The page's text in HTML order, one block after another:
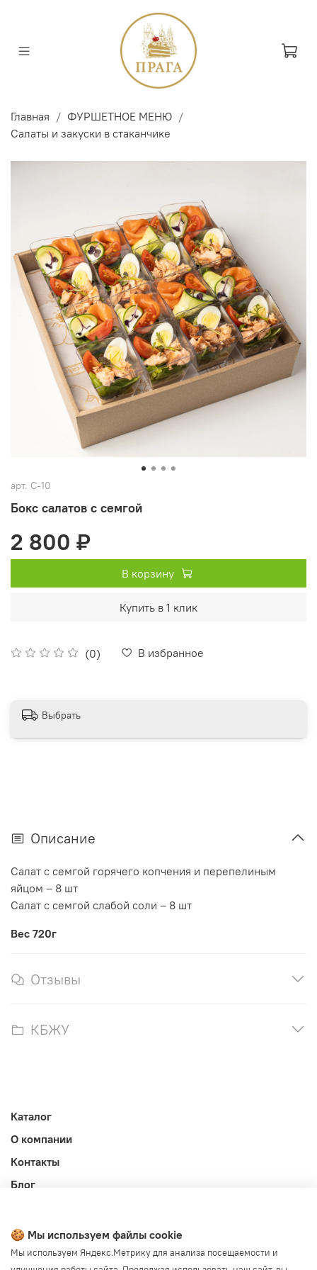
Главная
ФУРШЕТНОЕ МЕНЮ
Салаты и закуски в стаканчике
арт. С-10
Бокс салатов с семгой
(0) В избранное
2 800 ₽
В корзину
Купить в 1 клик
Выбрать
Описание
Салат с семгой горячего копчения и перепелиным
яйцом – 8 шт
Салат с семгой слабой соли – 8 шт
Вес 720г
Отзывы
КБЖУ
Каталог
О компании
Контакты
Блог
Публичная оферта
Политика конфиденциальности и обработки ПД
🍪 Мы используем файлы cookie
Мы используем Яндекс.Метрику для анализа посещаемости и